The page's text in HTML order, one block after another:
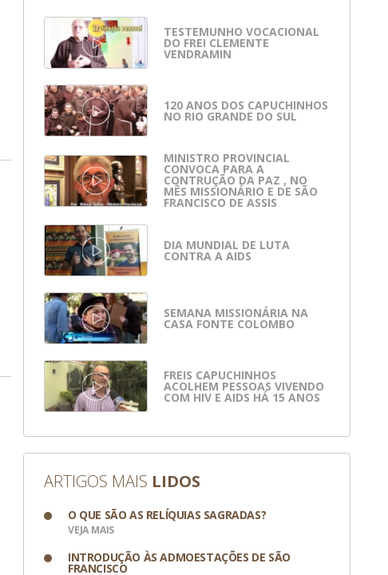
TESTEMUNHO VOCACIONAL
DO FREI CLEMENTE
VENDRAMIN
120 ANOS DOS CAPUCHINHOS
NO RIO GRANDE DO SUL
MINISTRO PROVINCIAL
CONVOCA PARA A
CONTRUÇÃO DA PAZ , NO
MÊS MISSIONÁRIO E DE SÃO
FRANCISCO DE ASSIS
DIA MUNDIAL DE LUTA
CONTRA A AIDS
SEMANA MISSIONÁRIA NA
CASA FONTE COLOMBO
FREIS CAPUCHINHOS
ACOLHEM PESSOAS VIVENDO
COM HIV E AIDS HÁ 15 ANOS
ARTIGOS MAIS LIDOS
O QUE SÃO AS RELÍQUIAS SAGRADAS?
VEJA MAIS
INTRODUÇÃO ÀS ADMOESTAÇÕES DE SÃO
FRANCISCO